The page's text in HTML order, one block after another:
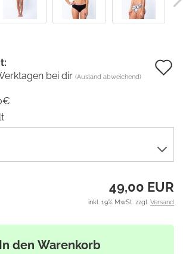
bei dir (Ausland abweichend)
49,00 EUR
inkl. 19% MwSt. zzgl. Versand
In den Warenkorb